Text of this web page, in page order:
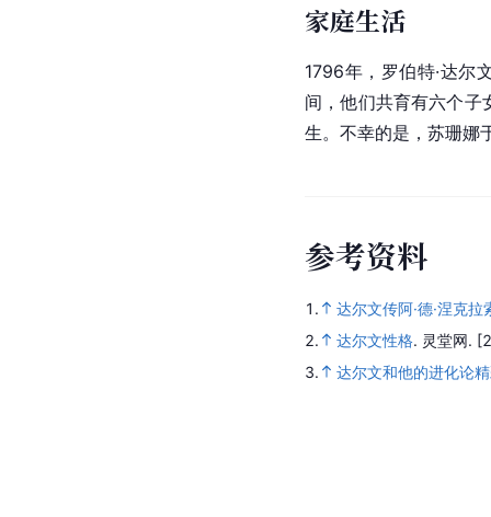
家庭生活
1796年，罗伯特·达尔
间，他们共育有六个
生。不幸的是，苏珊娜
参考资料
1.
达尔文传阿·德·涅克
2.
达尔文性格. 灵堂网.
3.
达尔文和他的进化论